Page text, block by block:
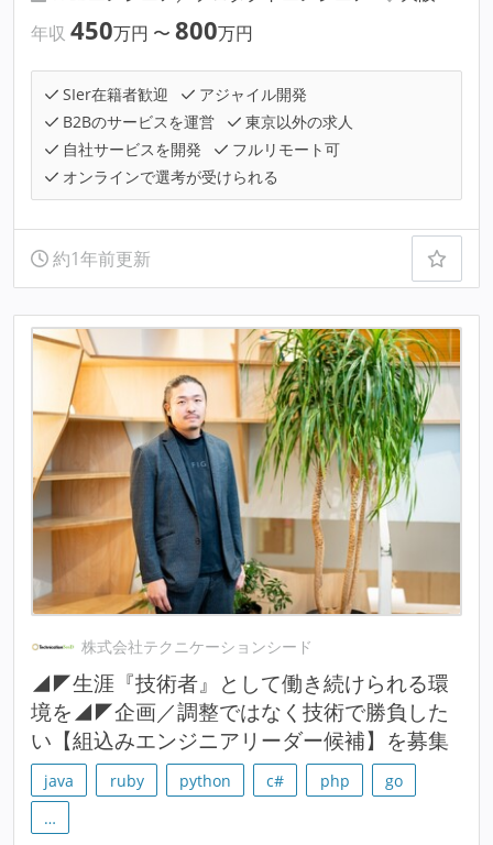
年収 450万円 〜 800万円
SIer在籍者歓迎
アジャイル開発
B2Bのサービスを運営
東京以外の求人
自社サービスを開発
フルリモート可
オンラインで選考が受けられる
約1年前更新
株式会社テクニケーションシード
◢◤生涯『技術者』として働き続けられる環
境を◢◤企画／調整ではなく技術で勝負した
い【組込みエンジニアリーダー候補】を募集
java ruby python c# php
go
…